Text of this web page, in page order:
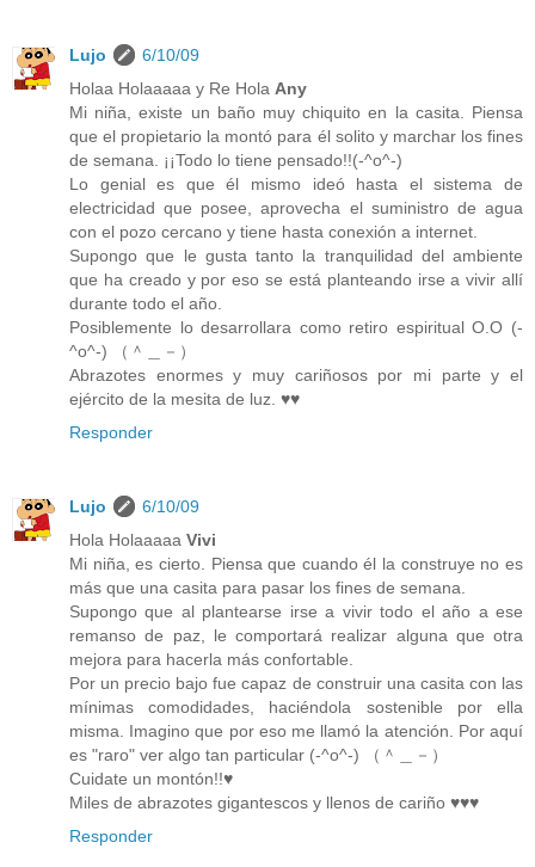
Lujo
6/10/09
Holaa Holaaaaa y Re Hola Any
Mi niña, existe un baño muy chiquito en la casita. Piensa
que el propietario la montó para él solito y marchar los fines
de semana. ¡¡Todo lo tiene pensado!!(-^o^-)
Lo genial es que él mismo ideó hasta el sistema de
electricidad que posee, aprovecha el suministro de agua
con el pozo cercano y tiene hasta conexión a internet.
Supongo que le gusta tanto la tranquilidad del ambiente
que ha creado y por eso se está planteando irse a vivir allí
durante todo el año.
Posiblemente lo desarrollara como retiro espiritual O.O (-
^o^-) （＾＿－）
Abrazotes enormes y muy cariñosos por mi parte y el
ejército de la mesita de luz. ♥♥
Responder
Lujo
6/10/09
Hola Holaaaaa Vivi
Mi niña, es cierto. Piensa que cuando él la construye no es
más que una casita para pasar los fines de semana.
Supongo que al plantearse irse a vivir todo el año a ese
remanso de paz, le comportará realizar alguna que otra
mejora para hacerla más confortable.
Por un precio bajo fue capaz de construir una casita con las
mínimas comodidades, haciéndola sostenible por ella
misma. Imagino que por eso me llamó la atención. Por aquí
es "raro" ver algo tan particular (-^o^-) （＾＿－）
Cuidate un montón!!♥
Miles de abrazotes gigantescos y llenos de cariño ♥♥♥
Responder